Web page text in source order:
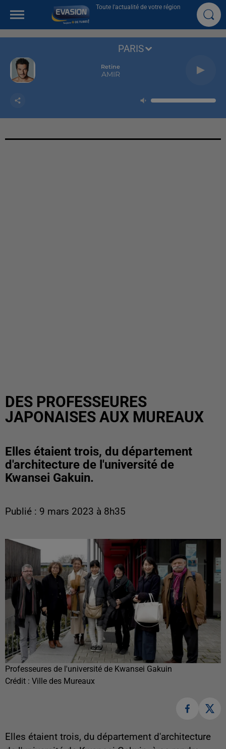
Toute l'actualité de votre région
Retine
AMIR
PARIS
DES PROFESSEURES
JAPONAISES AUX MUREAUX
Elles étaient trois, du département
d'architecture de l'université de
Kwansei Gakuin.
Publié : 9 mars 2023 à 8h35
Professeures de l'université de Kwansei Gakuin
Crédit : Ville des Mureaux
Elles étaient trois, du département d'architecture